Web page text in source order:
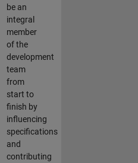
be an
integral
member
of the
development
team
from
start to
finish by
influencing
specifications
and
contributing